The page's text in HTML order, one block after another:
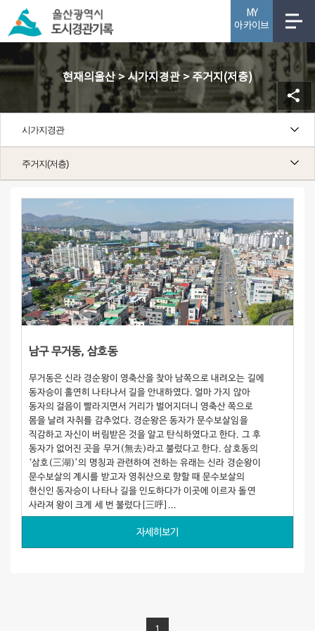
MY
아카이브
현재의울산 > 시가지경관 > 주거지(저층)
시가지경관
주거지(저층)
주거지(저층)
남구 무거동, 삼호동
무거동은 신라 경순왕이 영축산을 찾아 남쪽으로 내려오는 길에
동자승이 홀연히 나타나서 길을 안내하였다. 얼마 가지 않아
동자의 걸음이 빨라지면서 거리가 벌어지더니 영축산 쪽으로
몸을 날려 자취를 감추었다. 경순왕은 동자가 문수보살임을
직감하고 자신이 버림받은 것을 알고 탄식하였다고 한다. 그 후
동자가 없어진 곳을 무거(無去)라고 불렀다고 한다. 삼호동의
‘삼호(三湖)’의 명칭과 관련하여 전하는 유래는 신라 경순왕이
문수보살의 계시를 받고자 영취산으로 향할 때 문수보살의
현신인 동자승이 나타나 길을 인도하다가 이곳에 이르자 돌연
사라져 왕이 크게 세 번 불렀다[三呼]...
자세히보기